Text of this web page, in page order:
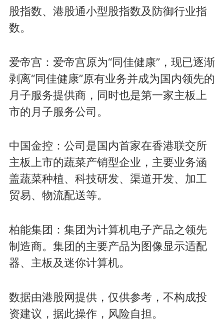
股指数、港股通小型股指数及防御行业指
数。
爱帝宫：爱帝宫原为“同佳健康”，现已逐渐
剥离“同佳健康”原有业务并成为国内领先的
月子服务提供商，同时也是第一家主板上
市的月子服务公司。
中国金控：公司是国内首家在香港联交所
主板上市的蔬菜产销型企业，主要业务涵
盖蔬菜种植、科技研发、渠道开发、加工
贸易、物流配送等。
柏能集团：集团为计算机电子产品之领先
制造商。集团的主要产品为图像显示适配
器、主板及迷你计算机。
数据由港股网提供，仅供参考，不构成投
资建议，据此操作，风险自担。